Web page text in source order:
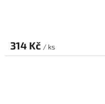
314 Kč / ks